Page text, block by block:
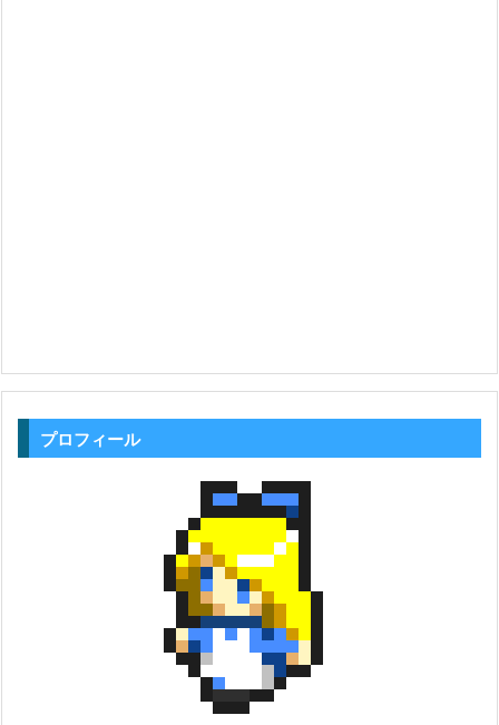
プロフィール